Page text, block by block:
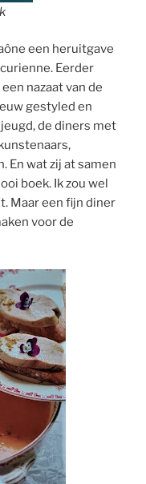
een heruitgave
Eerder
nazaat van de
gestyled en
de diners met
En wat zij at samen
boek. Ik zou wel
Maar een fijn diner
voor de